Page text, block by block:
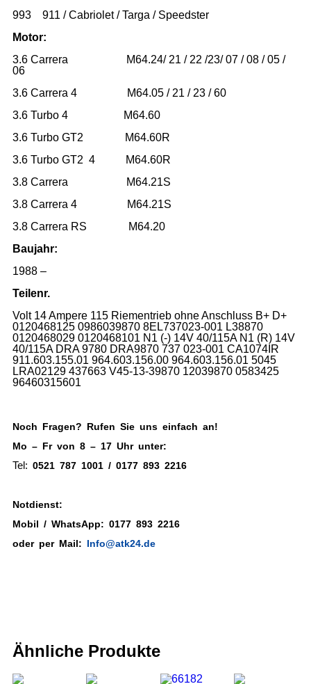
993 911 / Cabriolet / Targa / Speedster
Motor:
3.6 Carrera M64.24/ 21 / 22 /23/ 07 / 08 / 05 /
06
3.6 Carrera 4 M64.05 / 21 / 23 / 60
3.6 Turbo 4 M64.60
3.6 Turbo GT2 M64.60R
3.6 Turbo GT2 4 M64.60R
3.8 Carrera M64.21S
3.8 Carrera 4 M64.21S
3.8 Carrera RS M64.20
Baujahr:
1988 –
Teilenr.
Volt 14 Ampere 115 Riementrieb ohne Anschluss B+ D+
0120468125 0986039870 8EL737023-001 L38870
0120468029 0120468101 N1 (-) 14V 40/115A N1 (R) 14V
40/115A DRA 9780 DRA9870 737 023-001 CA1074IR
911.603.155.01 964.603.156.00 964.603.156.01 5045
LRA02129 437663 V45-13-39870 12039870 0583425
96460315601
Noch Fragen? Rufen Sie uns einfach an!
Mo – Fr von 8 – 17 Uhr unter:
Tel: 0521 787 1001 / 0177 893 2216
Notdienst:
Mobil / WhatsApp: 0177 893 2216
oder per Mail: Info@atk24.de
Ähnliche Produkte